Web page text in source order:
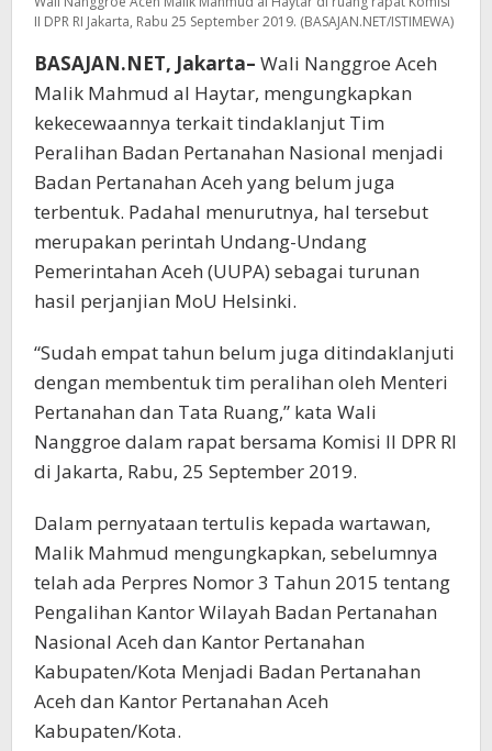
II DPR RI Jakarta, Rabu 25 September 2019. (BASAJAN.NET/ISTIMEWA)
BASAJAN.NET, Jakarta– Wali Nanggroe Aceh
Malik Mahmud al Haytar, mengungkapkan
kekecewaannya terkait tindaklanjut Tim
Peralihan Badan Pertanahan Nasional menjadi
Badan Pertanahan Aceh yang belum juga
terbentuk. Padahal menurutnya, hal tersebut
merupakan perintah Undang-Undang
Pemerintahan Aceh (UUPA) sebagai turunan
hasil perjanjian MoU Helsinki.
“Sudah empat tahun belum juga ditindaklanjuti
dengan membentuk tim peralihan oleh Menteri
Pertanahan dan Tata Ruang,” kata Wali
Nanggroe dalam rapat bersama Komisi II DPR RI
di Jakarta, Rabu, 25 September 2019.
Dalam pernyataan tertulis kepada wartawan,
Malik Mahmud mengungkapkan, sebelumnya
telah ada Perpres Nomor 3 Tahun 2015 tentang
Pengalihan Kantor Wilayah Badan Pertanahan
Nasional Aceh dan Kantor Pertanahan
Kabupaten/Kota Menjadi Badan Pertanahan
Aceh dan Kantor Pertanahan Aceh
Kabupaten/Kota.